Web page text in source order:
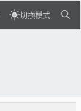
切換模式